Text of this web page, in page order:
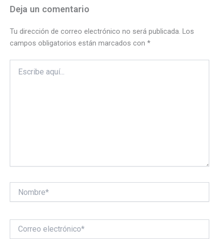
Deja un comentario
Tu dirección de correo electrónico no será publicada. Los
campos obligatorios están marcados con *
aquí...
electrónico*